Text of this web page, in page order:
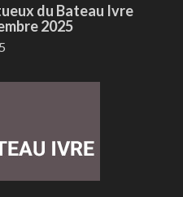
du Bateau Ivre
2025